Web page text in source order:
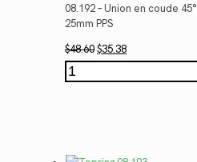
08.192 – Union en coude 45°
25mm PPS
$48.60Le
prix
initial
$35.38Le
prix
actuel
quantité
de